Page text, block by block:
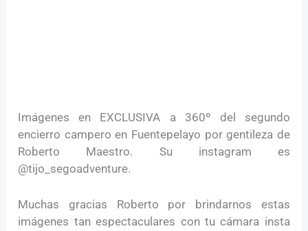
Imágenes en EXCLUSIVA a 360º del segundo
encierro campero en Fuentepelayo por gentileza de
Roberto Maestro. Su instagram es
@tijo_segoadventure.
Muchas gracias Roberto por brindarnos estas
imágenes tan espectaculares con tu cámara insta